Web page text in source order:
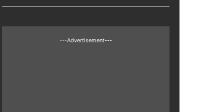
---Advertisement---